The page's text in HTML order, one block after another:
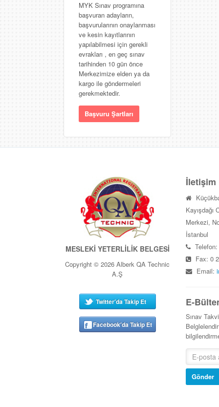
MYK Sınav programına
başvuran adayların,
başvurularının onaylanması
ve kesin kayıtlarının
yapılabilmesi için gerekli
evrakları , en geç sınav
tarihinden 10 gün önce
Merkezimize elden ya da
kargo ile göndermeleri
gerekmektedir.
Başvuru Şartları
MESLEKİ YETERLİLİK BELGESİ
Copyright © 2026 Alberk QA Technic
A.Ş
Twitter'da Takip Et
Facebook'da Takip Et
İletişim
Kayışdağı
Merkezi,
İstanbul
Fax: 0
Email:
E-
Sınav
Gönder